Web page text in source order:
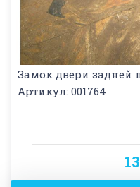
Замок двери задней
Артикул: 001764